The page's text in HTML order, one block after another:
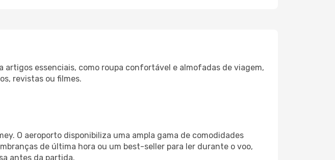
essenciais, como roupa confortável e almofadas de viagem,
revistas ou filmes.
O aeroporto disponibiliza uma ampla gama de comodidades
de última hora ou um best-seller para ler durante o voo,
antes da partida.